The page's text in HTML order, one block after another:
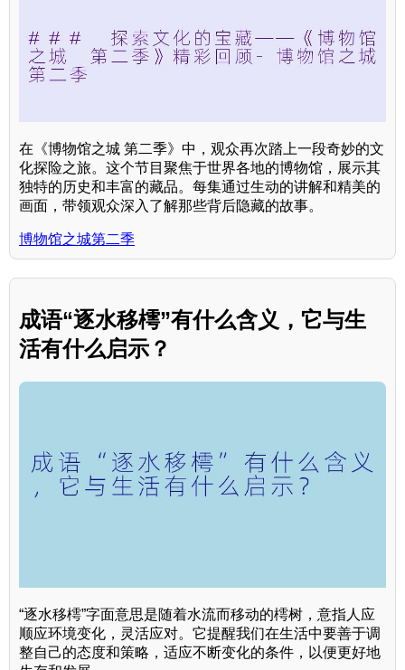
在《博物馆之城 第二季》中，观众再次踏上一段奇妙的文
化探险之旅。这个节目聚焦于世界各地的博物馆，展示其
独特的历史和丰富的藏品。每集通过生动的讲解和精美的
画面，带领观众深入了解那些背后隐藏的故事。
博物馆之城第二季
成语“逐水移樗”有什么含义，它与生
活有什么启示？
“逐水移樗”字面意思是随着水流而移动的樗树，意指人应
顺应环境变化，灵活应对。它提醒我们在生活中要善于调
整自己的态度和策略，适应不断变化的条件，以便更好地